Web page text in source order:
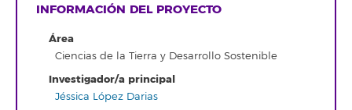
INFORMACIÓN DEL PROYECTO
Área
Ciencias de la Tierra y Desarrollo Sostenible
Investigador/a principal
Jéssica López Darias